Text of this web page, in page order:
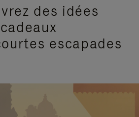
des idées
cadeaux
escapades